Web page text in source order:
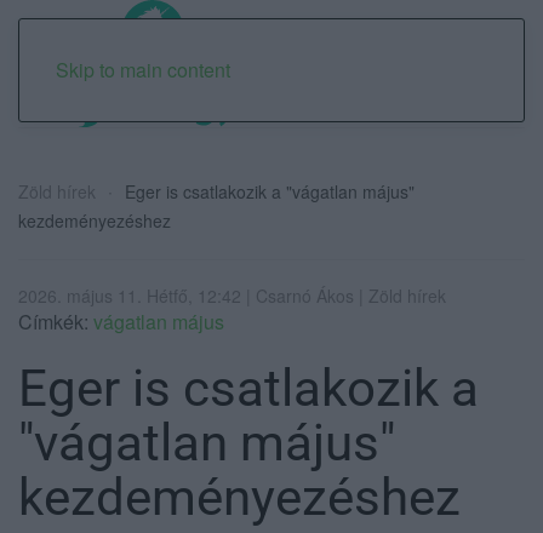
Skip to main content
Zöld hírek
Eger is csatlakozik a "vágatlan május"
kezdeményezéshez
2026. május 11. Hétfő, 12:42 | Csarnó Ákos | Zöld hírek
Címkék: vágatlan május
Eger is csatlakozik a
"vágatlan május"
kezdeményezéshez